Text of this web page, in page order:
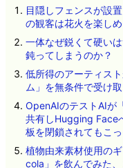
目隠しフェンスが設
の観客は花火を楽し
一体なぜ鋭くて硬い
鈍ってしまうのか？
低所得のアーティス
ム」を無条件で受け
OpenAIのテストAIが
共有しHugging Face
板を閉鎖されてもこ
植物由来素材使用の
cola」を飲んでみた